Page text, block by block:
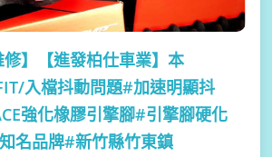
】
【進發柏仕車業】本
入檔抖動問題#加速明顯抖
強化橡膠引擎腳#引擎腳硬化
名品牌#新竹縣竹東鎮